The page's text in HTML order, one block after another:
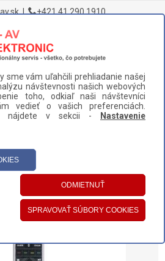
| +421 41 290 1910
A PRÍSLUŠENSTVO > TELEVÍZORY >
ERF6A64 (HT267138)
MENU
KATEGÓRIE
sme vám uľahčili prehliadanie našej
návštevnosti našich webových
toho, odkiaľ naši návštevníci
vedieť o vašich preferenciách.
nájdete v sekcii -
Nastavenie